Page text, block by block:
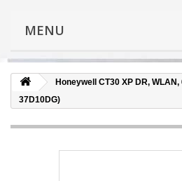
MENU
Honeywell CT30 XP DR,
37D10DG)